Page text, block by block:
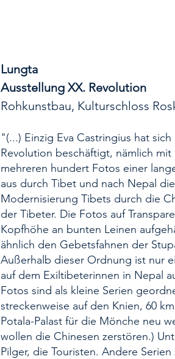
Lungta
Ausstellung XX. Revolution
Rohkunstbau, Kulturschloss
"(...) Einzig Eva Castringius hat
Revolution beschäftigt, nämlich
mehreren hundert Fotos einer
aus durch Tibet und nach Ne­pal
Modernisierung Tibets durch die
der Tibeter. Die Fo­tos auf
Kopfhöhe an bunten Leinen
ähnlich den Gebetsfahnen der
Außerhalb die­ser Ordnung ist nur
auf dem Exiltibeterinnen in Nepal
Fo­tos sind als kleine Serien
streckenweise auf den Knien, 60
Potala-Palast für die Mönche neu
wollen die Chinesen zer­stören.)
Pilger, die Touristen. Andere